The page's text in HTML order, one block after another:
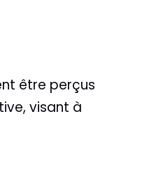
être perçus
visant à